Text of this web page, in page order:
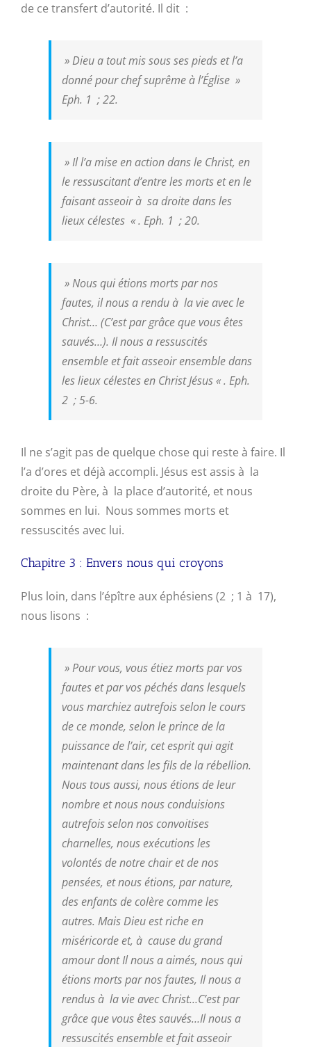
de ce transfert d’autorité. Il dit :
»Dieu a tout mis sous ses pieds et l’a
donné pour chef suprême à l’Église »
Eph. 1 ; 22.
»Il l’a mise en action dans le Christ, en
le ressuscitant d’entre les morts et en le
faisant asseoir à sa droite dans les
lieux célestes « . Eph. 1 ; 20.
»Nous qui étions morts par nos
fautes, il nous a rendu à la vie avec le
Christ… (C’est par grâce que vous êtes
sauvés…). Il nous a ressuscités
ensemble et fait asseoir ensemble dans
les lieux célestes en Christ Jésus« . Eph.
2 ; 5-6.
Il ne s’agit pas de quelque chose qui reste à faire. Il
l’a d’ores et déjà accompli. Jésus est assis à la
droite du Père, à la place d’autorité, et nous
sommes en lui. Nous sommes morts et
ressuscités avec lui.
Chapitre 3 : Envers nous qui croyons
Plus loin, dans l’épître aux éphésiens (2 ; 1 à 17),
nous lisons :
»Pour vous, vous étiez morts par vos
fautes et par vos péchés dans lesquels
vous marchiez autrefois selon le cours
de ce monde, selon le prince de la
puissance de l’air, cet esprit qui agit
maintenant dans les fils de la rébellion.
Nous tous aussi, nous étions de leur
nombre et nous nous conduisions
autrefois selon nos convoitises
charnelles, nous exécutions les
volontés de notre chair et de nos
pensées, et nous étions, par nature,
des enfants de colère comme les
autres. Mais Dieu est riche en
miséricorde et, à cause du grand
amour dont Il nous a aimés, nous qui
étions morts par nos fautes, Il nous a
rendus à la vie avec Christ…C’est par
grâce que vous êtes sauvés…Il nous a
ressuscités ensemble et fait asseoir